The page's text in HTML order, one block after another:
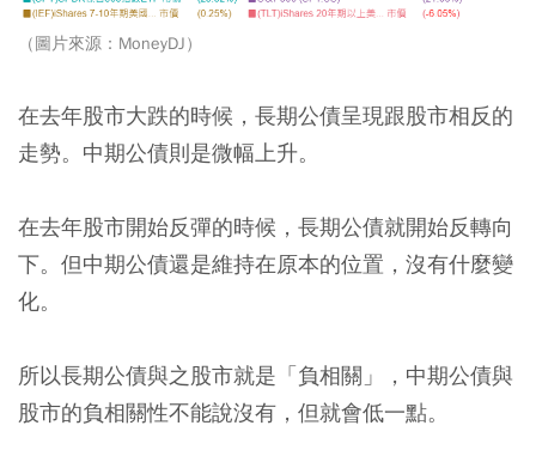
（圖片來源：MoneyDJ）
在去年股市大跌的時候，長期公債呈現跟股市相反的
走勢。中期公債則是微幅上升。
在去年股市開始反彈的時候，長期公債就開始反轉向
下。但中期公債還是維持在原本的位置，沒有什麼變
化。
所以長期公債與之股市就是「負相關」，中期公債與
股市的負相關性不能說沒有，但就會低一點。